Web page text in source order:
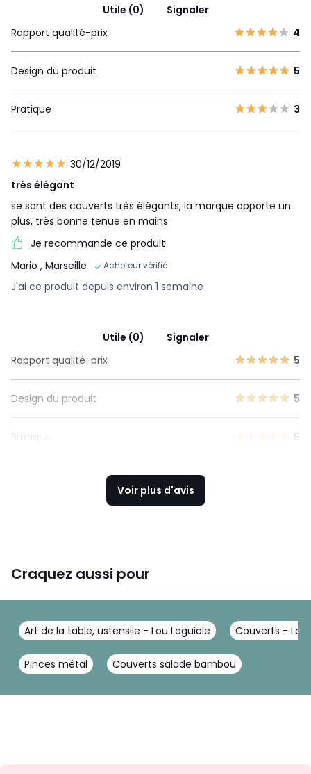
Utile (0)
Signaler
Rapport qualité-prix
4
Design du produit 5
Pratique 3
30/12/2019
très élégant
se sont des couverts très élégants, la marque apporte un
plus, très bonne tenue en mains
Je recommande ce produit
Mario , Marseille Acheteur vérifié
J'ai ce produit depuis environ 1 semaine
Utile (0)
Signaler
Rapport qualité-prix
5
Design du produit 5
Pratique 5
Voir plus d'avis
Craquez aussi pour
Art de la table, ustensile - Lou Laguiole Couverts - Lou
Pinces métal Couverts salade bambou